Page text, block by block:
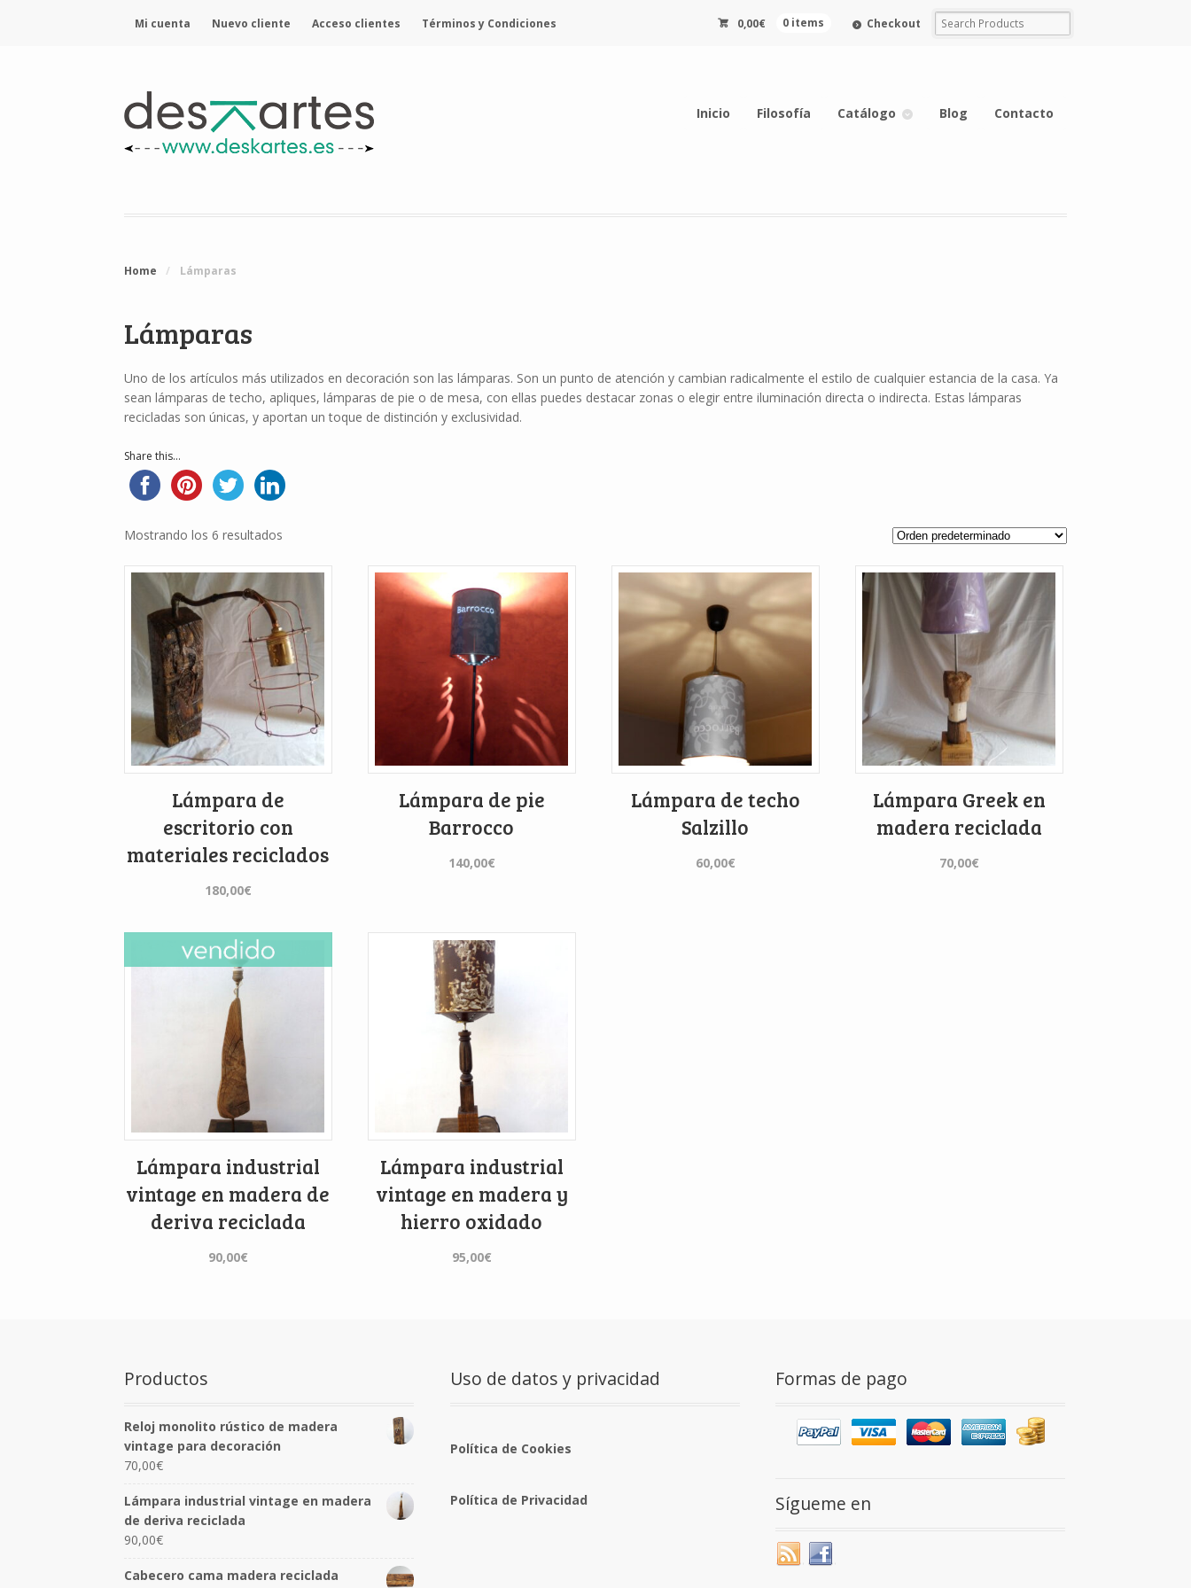
Mi cuenta Nuevo cliente Acceso clientes Términos y Condiciones 0,00€ 0 items Checkout
Inicio Filosofía Catálogo Blog Contacto
Home / Lámparas
Lámparas
Uno de los artículos más utilizados en decoración son las lámparas. Son un punto de atención y cambian radicalmente el estilo de cualquier estancia de la casa. Ya
sean lámparas de techo, apliques, lámparas de pie o de mesa, con ellas puedes destacar zonas o elegir entre iluminación directa o indirecta. Estas lámparas
recicladas son únicas, y aportan un toque de distinción y exclusividad.
Share this...
Mostrando los 6 resultados
Lámpara de
escritorio con
materiales reciclados
180,00€
Lámpara de pie
Barrocco
140,00€
Lámpara de techo
Salzillo
60,00€
Lámpara Greek en
madera reciclada
70,00€
Lámpara industrial
vintage en madera de
deriva reciclada
90,00€
Lámpara industrial
vintage en madera y
hierro oxidado
95,00€
Productos
Reloj monolito rústico de madera
vintage para decoración
70,00€
Lámpara industrial vintage en madera
de deriva reciclada
90,00€
Cabecero cama madera reciclada
Uso de datos y privacidad
Política de Cookies
Política de Privacidad
Formas de pago
Sígueme en